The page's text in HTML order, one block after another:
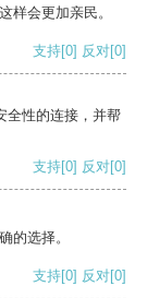
样会更加亲民。
支持[0] 反对[0]
全性的连接，并帮
支持[0] 反对[0]
的选择。
支持[0] 反对[0]